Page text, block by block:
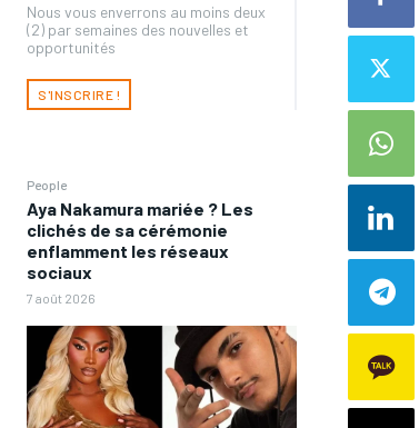
Nous vous enverrons au moins deux
(2) par semaines des nouvelles et
opportunités
S'INSCRIRE !
People
Aya Nakamura mariée ? Les
clichés de sa cérémonie
enflamment les réseaux
sociaux
7 août 2026